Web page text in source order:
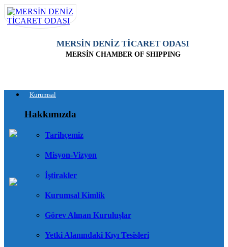
MERSİN DENİZ TİCARET ODASI
MERSİN CHAMBER OF SHIPPING
Kurumsal
Hakkımızda
Tarihçemiz
Misyon-Vizyon
İştirakler
Kurumsal Kimlik
Görev Alınan Kuruluşlar
Yetki Alanındaki Kıyı Tesisleri